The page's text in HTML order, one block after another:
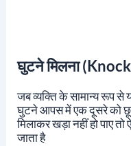
घुटने मिलना
जब व्यक्ति के सामान्य रूप से
घुटने आपस में एक दूसरे को छूते
मिलाकर खड़ा नहीं हो पाए
जाता है